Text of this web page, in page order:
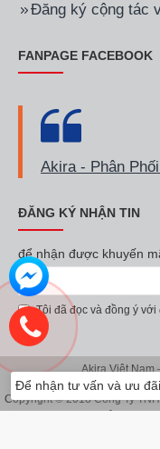
Đăng ký cộng tác
FANPAGE FACEBOOK
Akira - Phân
ĐĂNG KÝ NHẬN TIN
để nhận được khuyến
Tôi đã đọc và đồng ý với
Akira Việt Nam
Copyright © 2018 Công Ty
Để nhận tư vấn và ưu